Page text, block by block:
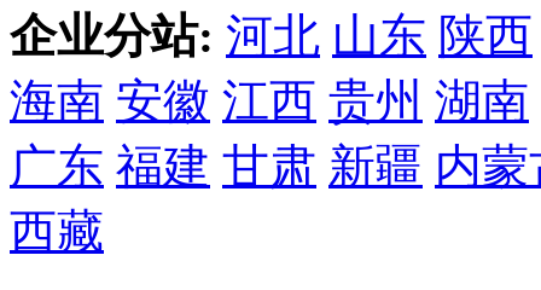
企业分站: 河北 山东 陕西
海南 安徽 江西 贵州 湖南
广东 福建 甘肃 新疆 内蒙
西藏